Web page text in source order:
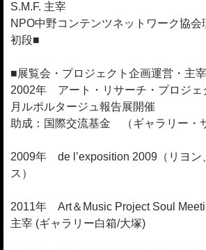
S.M.F. 主宰
NPO中野コンテンツネットワーク協
初段■
■展覧会・プロジェクト企画運営・主
2002年 アート・リサーチ・プロジ
月ルポルタージュ報告展開催
助成：国際交流基金 （ギャラリー・
2009年 de l’exposition 2009（リヨン
ス）
2011年 Art＆Music Project Soul
主宰 (ギャラリー白箱/大塚)